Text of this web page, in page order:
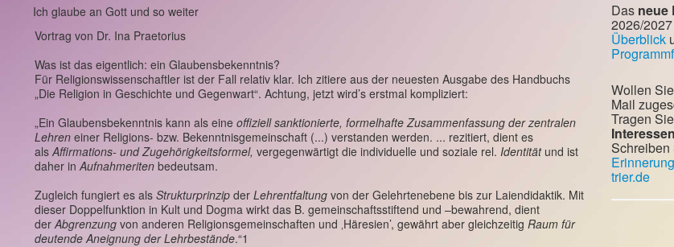
Ich glaube an Gott und so weiter
Vortrag von Dr. Ina Praetorius
Was ist das eigentlich: ein Glaubensbekenntnis?
Für Religionswissenschaftler ist der Fall relativ klar. Ich zitiere aus der neuesten Ausgabe des Handbuchs
„Die Religion in Geschichte und Gegenwart“. Achtung, jetzt wird’s erstmal kompliziert:
„Ein Glaubensbekenntnis kann als eine offiziell sanktionierte, formelhafte Zusammenfassung der zentralen
Lehren einer Religions- bzw. Bekenntnisgemeinschaft (...) verstanden werden. ... rezitiert, dient es
alsAffirmations- und Zugehörigkeitsformel, vergegenwärtigt die individuelle und soziale rel. Identität und ist
daher inAufnahmeriten bedeutsam.
Zugleich fungiert es als Strukturprinzip der Lehrentfaltung von der Gelehrtenebene bis zur Laiendidaktik. Mit
dieser Doppelfunktion in Kult und Dogma wirkt das B. gemeinschaftsstiftend und –bewahrend, dient
derAbgrenzung von anderen Religionsgemeinschaften und ‚Häresien’, gewährt aber gleichzeitig Raum für
deutende Aneignung der Lehrbestände.“1
Das neue
2026/
Überblick
Wollen
Mail
Tragen
Schreiben
trier.de